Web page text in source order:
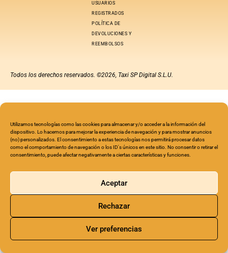
Utilizamos tecnologías como las cookies para almacenar y/o acceder a la información del
dispositivo. Lo hacemos para mejorar la experiencia de navegación y para mostrar anuncios
(no) personalizados. El consentimiento a estas tecnologías nos permitirá procesar datos
como el comportamiento de navegación o los ID's únicos en este sitio. No consentir o retirar el
consentimiento, puede afectar negativamente a ciertas características y funciones.
Aceptar
Rechazar
Ver preferencias
USUARIOS
REGISTRADOS
POLÍTICA DE
DEVOLUCIONES Y
REEMBOLSOS
Todos los derechos reservados. ©2026, Taxi SP Digital S.L.U.